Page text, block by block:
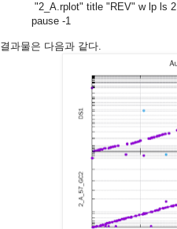
"2_A.rplot" title "REV" w lp ls 2
pause -1
결과물은 다음과 같다.